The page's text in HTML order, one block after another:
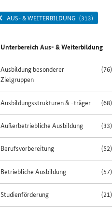
AUS- & WEITERBILDUNG (313)
Unterbereich Aus- & Weiterbildung
Ausbildung besonderer
Zielgruppen
(76)
Ausbildungsstrukturen & -träger (68)
Außerbetriebliche Ausbildung (33)
Berufsvorbereitung (52)
Betriebliche Ausbildung (57)
Studienförderung (21)